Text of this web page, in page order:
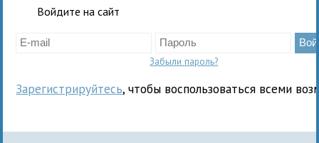
Войдите на сайт
Забыли пароль?
Зарегистрируйтесь, чтобы воспользоваться всеми